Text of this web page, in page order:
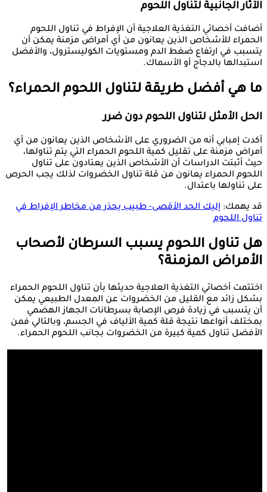
الآثار الجانبية لتناول اللحوم
أضافت أخصائي التغذية العلاجية أن الإفراط في تناول اللحوم
الحمراء للأشخاص الذين يعانون من أي أمراض مزمنة يمكن أن
يتسبب في ارتفاع ضغط الدم ومستويات الكوليسترول، والأفضل
استبدالها بالدجاج أو الأسماك.
ما هي أفضل طريقة لتناول اللحوم الحمراء؟
الحل الأمثل لتناول اللحوم دون ضرر
أكدت إمبابي أنه من الضروري على الأشخاص الذين يعانون من أي
أمراض مزمنة على تقليل كمية اللحوم الحمراء التي يتم تناولها،
حيث أثبتت الدراسات أن الأشخاص الذين يعتادون على تناول
اللحوم الحمراء يعانون من قلة تناول الخضروات لذلك يجب الحرص
على تناولها باعتدال.
قد يهمك: إليك الحد الأقصى- طبيب يحذر من مخاطر الإفراط في
تناول اللحوم
هل تناول اللحوم يسبب السرطان لأصحاب
الأمراض المزمنة؟
اختتمت أخصائي التغذية العلاجية حديثها بأن تناول اللحوم الحمراء
بشكل زائد مع القليل من الخضروات عن المعدل الطبيعي يمكن
أن يتسبب في زيادة فرص الإصابة بسرطانات الجهاز الهضمي
بمختلف أنواعها نتيجة قلة كمية الألياف في الجسم، وبالتالي فمن
الأفضل تناول كمية كبيرة من الخضروات بجانب اللحوم الحمراء.